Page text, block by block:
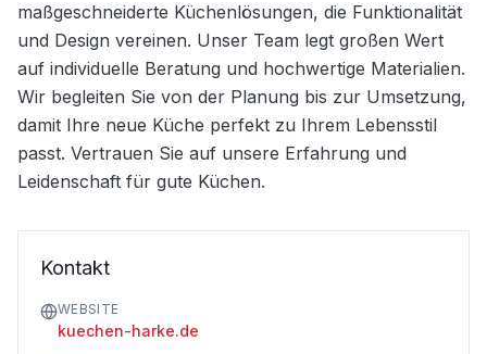
maßgeschneiderte Küchenlösungen, die Funktionalität
und Design vereinen. Unser Team legt großen Wert
auf individuelle Beratung und hochwertige Materialien.
Wir begleiten Sie von der Planung bis zur Umsetzung,
damit Ihre neue Küche perfekt zu Ihrem Lebensstil
passt. Vertrauen Sie auf unsere Erfahrung und
Leidenschaft für gute Küchen.
Kontakt
WEBSITE
kuechen-harke.de